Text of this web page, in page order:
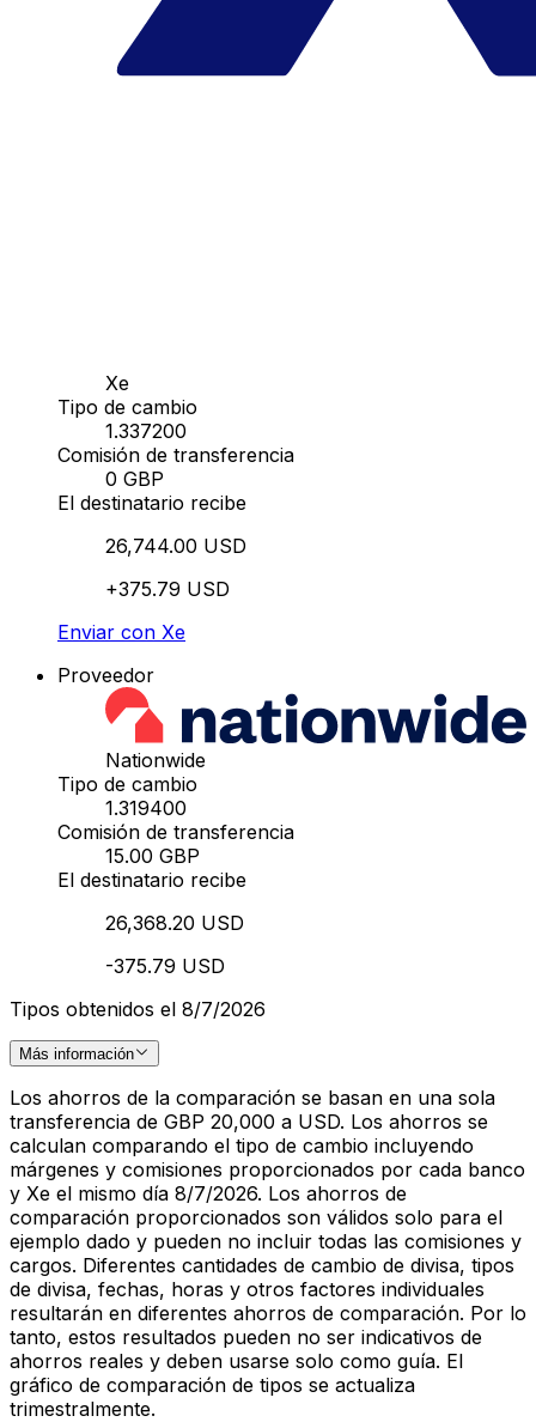
Xe
Tipo de cambio
1.337200
Comisión de transferencia
0 GBP
El destinatario recibe
26,744.00 USD
+375.79 USD
Enviar con Xe
Proveedor
Nationwide
Tipo de cambio
1.319400
Comisión de transferencia
15.00 GBP
El destinatario recibe
26,368.20 USD
-375.79 USD
Tipos obtenidos el 8/7/2026
Más información
Los ahorros de la comparación se basan en una sola
transferencia de GBP 20,000 a USD. Los ahorros se
calculan comparando el tipo de cambio incluyendo
márgenes y comisiones proporcionados por cada banco
y Xe el mismo día 8/7/2026. Los ahorros de
comparación proporcionados son válidos solo para el
ejemplo dado y pueden no incluir todas las comisiones y
cargos. Diferentes cantidades de cambio de divisa, tipos
de divisa, fechas, horas y otros factores individuales
resultarán en diferentes ahorros de comparación. Por lo
tanto, estos resultados pueden no ser indicativos de
ahorros reales y deben usarse solo como guía. El
gráfico de comparación de tipos se actualiza
trimestralmente.